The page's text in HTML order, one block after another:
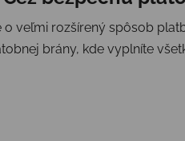
o veľmi rozšírený spôsob
brány, kde vyplníte